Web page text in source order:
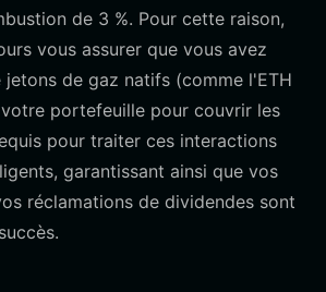
de 3 %. Pour cette raison,
vous assurer que vous avez
jetons de gaz natifs (comme l'ETH
portefeuille pour couvrir les
pour traiter ces interactions
garantissant ainsi que vos
réclamations de dividendes sont